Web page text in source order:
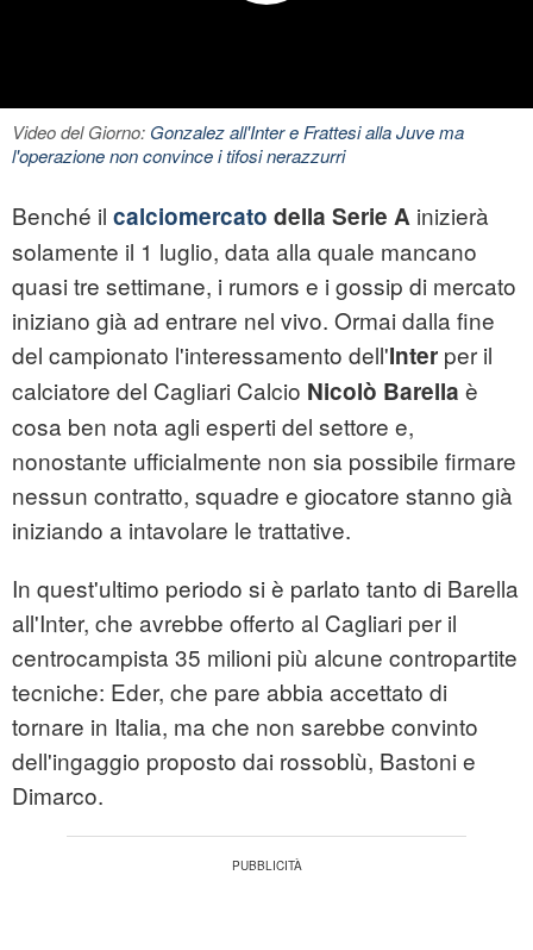
Video del Giorno: Gonzalez all'Inter e Frattesi alla Juve ma
l'operazione non convince i tifosi nerazzurri
Benché il calciomercato della Serie A inizierà
solamente il 1 luglio, data alla quale mancano
quasi tre settimane, i rumors e i gossip di mercato
iniziano già ad entrare nel vivo. Ormai dalla fine
del campionato l'interessamento dell'Inter per il
calciatore del Cagliari Calcio Nicolò Barella è
cosa ben nota agli esperti del settore e,
nonostante ufficialmente non sia possibile firmare
nessun contratto, squadre e giocatore stanno già
iniziando a intavolare le trattative.
In quest'ultimo periodo si è parlato tanto di Barella
all'Inter, che avrebbe offerto al Cagliari per il
centrocampista 35 milioni più alcune contropartite
tecniche: Eder, che pare abbia accettato di
tornare in Italia, ma che non sarebbe convinto
dell'ingaggio proposto dai rossoblù, Bastoni e
Dimarco.